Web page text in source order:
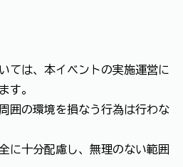
ては、本イベントの実施運営に
ます。
囲の環境を損なう行為は行わな
に十分配慮し、無理のない範囲